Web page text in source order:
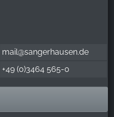
mail@sangerhausen.de
+49 (0)3464 565-0